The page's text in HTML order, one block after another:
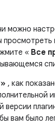
можно
« Все
, как
версии
вам было